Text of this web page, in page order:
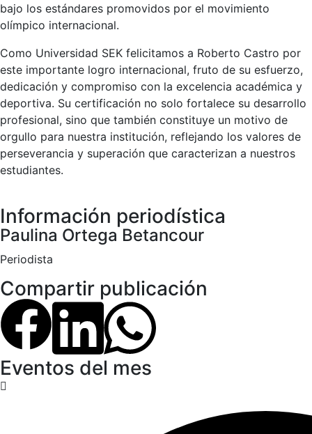
bajo los estándares promovidos por el movimiento
olímpico internacional.
Como Universidad SEK felicitamos a Roberto Castro por
este importante logro internacional, fruto de su esfuerzo,
dedicación y compromiso con la excelencia académica y
deportiva. Su certificación no solo fortalece su desarrollo
profesional, sino que también constituye un motivo de
orgullo para nuestra institución, reflejando los valores de
perseverancia y superación que caracterizan a nuestros
estudiantes.
Información periodística
Paulina Ortega Betancour
Periodista
Compartir publicación
Eventos del mes